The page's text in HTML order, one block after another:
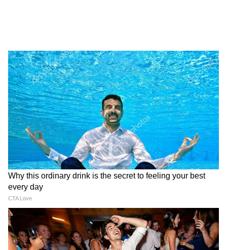
4
6
Image Credit :
সোমবার আরও প্রবল হয়ে উঠতে পারে উত্তর
পশ্চিমবঙ্গোপসাগরের ঢেউ। মৎস্যজীবীদের জন্য
জারি হয়েছে সতর্কতা।
6